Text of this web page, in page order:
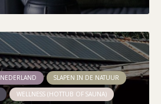
NEDERLAND
SLAPEN IN DE NATUUR
WELLNESS (HOTTUB OF SAUNA)